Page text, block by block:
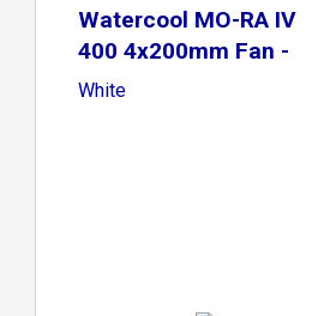
Watercool MO-RA IV
400 4x200mm Fan -
White